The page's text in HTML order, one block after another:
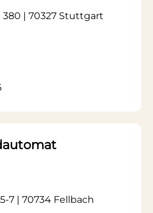
| 70327 Stuttgart
7 | 70734 Fellbach